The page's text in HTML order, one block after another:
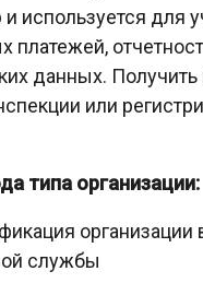
используется для
платежей,
данных.
или
типа организации:
организации
службы